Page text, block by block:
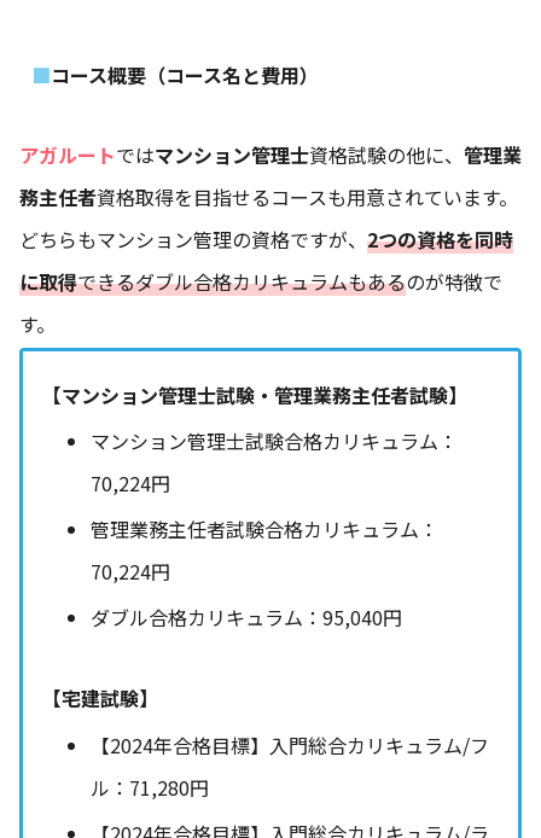
コース概要（コース名と費用）
アガルートではマンション管理士資格試験の他に、 管理業
務主任者資格取得を目指せるコースも用意されています。
どちらもマンション管理の資格ですが、 2つの資格を同時
に取得できるダブル合格カリキュラムもあるのが特徴で
す。
【マンション管理士試験・管理業務主任者試験】
マンション管理士試験合格カリキュラム：
70,224円
管理業務主任者試験合格カリキュラム：
70,224円
ダブル合格カリキュラム：95,040円
【宅建試験】
【2024年合格目標】入門総合カリキュラム/フ
ル：71,280円